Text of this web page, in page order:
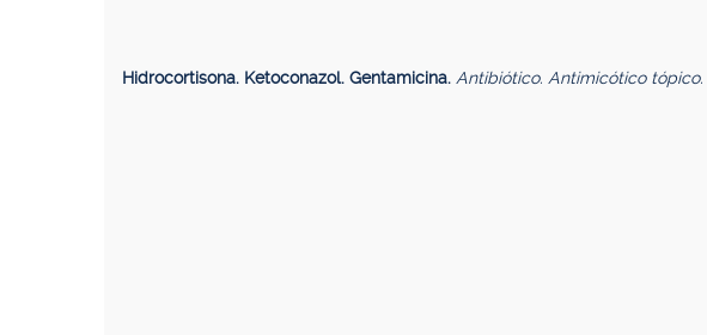
Hidrocortisona. Ketoconazol. Gentamicina. Antibiótico. Antimicótico tópico.